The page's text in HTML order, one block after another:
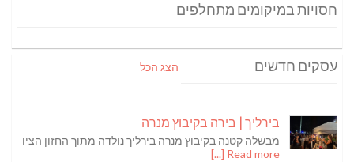
חסויות במיקומים מתחלפים
עסקים חדשים הצג הכל
בירליך | בירה בקיבוץ מנרה
מבשלה קטנה בקיבוץ מנרה בירליך נולדה מתוך החזון הציו
Read more [...]